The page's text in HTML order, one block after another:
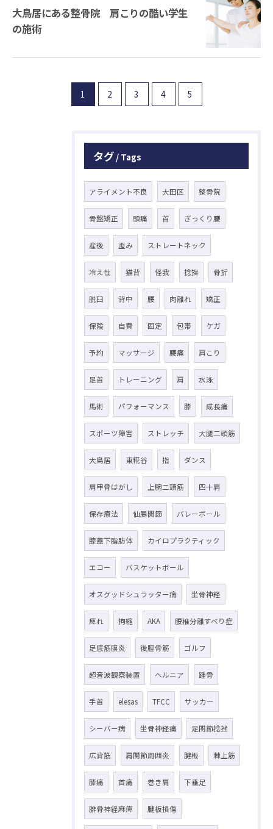
大鳥居にある整骨院 肩こりの酷い学生
の施術
1 2 3 4 5
タグ Tags
アライメント不良 大田区 整骨院
骨盤矯正 頭痛 首 ぎっくり腰
産後 歪み ストレートネック
冷え性 猫背 怪我 捻挫 骨折
脱臼 背中 腰 肉離れ 矯正
保険 自費 固定 包帯 ケガ
予約 マッサージ 腰痛 肩こり
足首 トレーニング 肩 水泳
馬術 パフォーマンス 膝 成長痛
スポーツ障害 ストレッチ 大腿二頭筋
大鳥居 東糀谷 指 ダンス
肩甲骨はがし 上腕二頭筋 四十肩
保存療法 仙腸関節 バレーボール
膝蓋下脂肪体 カイロプラクティック
エコー バスケットボール
オスグッドシュラッター病 坐骨神経
痺れ 拘縮 AKA 腰椎分離すべり症
足底筋膜炎 後脛骨筋 ゴルフ
超音波観察装置 ヘルニア 踵骨
手首 elesas TFCC サッカー
シーバー病 坐骨神経痛 足関節捻挫
広背筋 肩関節周囲炎 腱板 棘上筋
膝痛 首痛 巻き肩 下垂足
腓骨神経麻痺 腱板損傷